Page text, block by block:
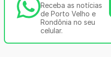
Receba as notícias
de Porto Velho e
Rondônia no seu
celular.